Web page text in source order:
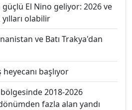
El Nino geliyor: 2026 ve
olabilir
ve Batı Trakya'dan
heyecanı başlıyor
2018-2026
fazla alan yandı